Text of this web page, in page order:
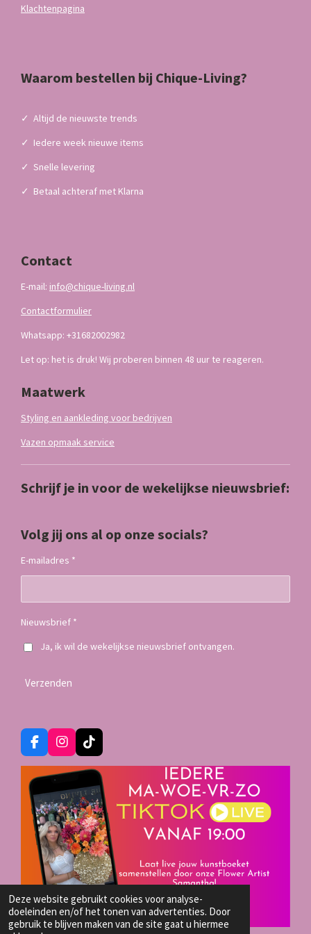
Deze website gebruikt cookies voor analyse-
doeleinden en/of het tonen van advertenties. Door
gebruik te blijven maken van de site gaat u hiermee
Klachtenpagina
Waarom bestellen bij Chique-Living?
✓ Altijd de nieuwste trends
✓ Iedere week nieuwe items
✓ Snelle levering
✓ Betaal achteraf met Klarna
Contact
E-mail: info@chique-living.nl
Contactformulier
Whatsapp: +31682002982
Let op: het is druk! Wij proberen binnen 48 uur te reageren.
Maatwerk
Styling en aankleding voor bedrijven
Vazen opmaak service
Schrijf je in voor de wekelijkse nieuwsbrief:
Volg jij ons al op onze socials?
E-mailadres *
Nieuwsbrief *
Ja, ik wil de wekelijkse nieuwsbrief ontvangen.
Verzenden
F
a
b
o
o
k
I
n
s
a
g
r
a
m
T
i
k
T
o
k